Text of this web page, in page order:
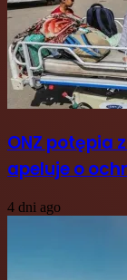
ONZ potępia
apeluje o
4 dni ago